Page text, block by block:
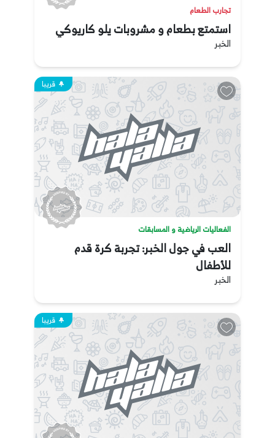
تجارب الطعام
استمتع بطعام و مشروبات يلو كاريوكي
الخبر
قريبا
الفعاليات الرياضية و المسابقات
العب في جول الخبر: تجربة كرة قدم
للأطفال
الخبر
قريبا